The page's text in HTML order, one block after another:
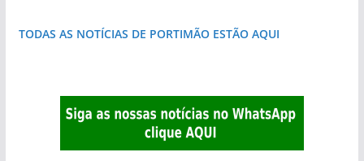
Foto do dia: a aldeia do interior do Algarve
que respira autenticidade
TODAS AS NOTÍCIAS DE PORTIMÃO ESTÃO AQUI
«Estações com Vida» dão origem a excesso de
construção nos terrenos da estação de Lagos